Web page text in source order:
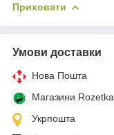
Приховати
Умови доставки
Нова Пошта
Магазини Rozetka
Укрпошта